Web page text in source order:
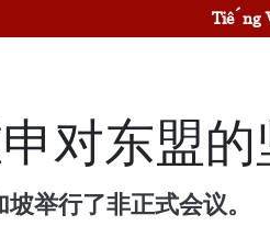
Tiếng
对东盟
举行了非正式会议。